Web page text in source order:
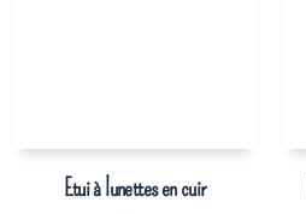
Etui à lunettes en cuir